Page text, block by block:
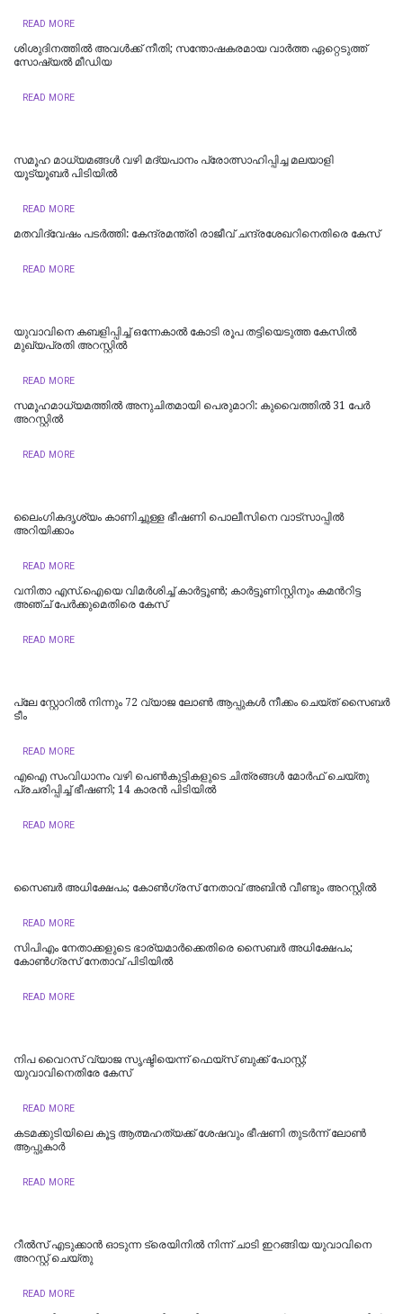
READ MORE
ശിശുദിനത്തില്‍ അവള്‍ക്ക് നീതി; സന്തോഷകരമായ വാര്‍ത്ത ഏറ്റെടുത്ത്
സോഷ്യല്‍ മീഡിയ
READ MORE
സമൂഹ മാധ്യമങ്ങള്‍ വഴി മദ്യപാനം പ്രോത്സാഹിപ്പിച്ച മലയാളി
യൂട്യൂബര്‍ പിടിയില്‍
READ MORE
മതവിദ്വേഷം പടര്‍ത്തി: കേന്ദ്രമന്ത്രി രാജീവ് ചന്ദ്രശേഖറിനെതിരെ കേസ്
READ MORE
യുവാവിനെ കബളിപ്പിച്ച് ഒന്നേകാൽ കോടി രൂപ തട്ടിയെടുത്ത കേസിൽ
മുഖ്യപ്രതി അറസ്റ്റിൽ
READ MORE
സമൂഹമാധ്യമത്തില്‍ അനുചിതമായി പെരുമാറി: കുവൈത്തില്‍ 31 പേര്‍
അറസ്റ്റില്‍
READ MORE
ലൈംഗികദൃശ്യം കാണിച്ചുള്ള ഭീഷണി പൊലീസിനെ വാട്‌സാപ്പില്‍
അറിയിക്കാം
READ MORE
വനിതാ എസ്.ഐയെ വിമർശിച്ച് കാർട്ടൂണ്‍; കാർട്ടൂണിസ്റ്റിനും കമന്‍റിട്ട
അഞ്ച് പേർക്കുമെതിരെ കേസ്
READ MORE
പ്ലേ സ്റ്റോറില്‍ നിന്നും 72 വ്യാജ ലോണ്‍ ആപ്പുകള്‍ നീക്കം ചെയ്ത് സൈബര്‍
ടീം
READ MORE
എഐ സംവിധാനം വഴി പെണ്‍കുട്ടികളുടെ ചിത്രങ്ങള്‍ മോര്‍ഫ് ചെയ്തു
പ്രചരിപ്പിച്ച് ഭീഷണി; 14 കാരന്‍ പിടിയില്‍
READ MORE
സൈബർ അധിക്ഷേപം; കോണ്‍ഗ്രസ് നേതാവ് അബിന്‍ വീണ്ടും അറസ്റ്റിൽ
READ MORE
സിപിഎം നേതാക്കളുടെ ഭാര്യമാർക്കെതിരെ സൈബർ അധിക്ഷേപം;
കോൺഗ്രസ് നേതാവ് പിടിയിൽ
READ MORE
നിപ വൈറസ് വ്യാജ സൃഷ്ടിയെന്ന് ഫെയ്സ് ബുക്ക് പോസ്റ്റ്;
യുവാവിനെതിരേ കേസ്
READ MORE
കടമക്കുടിയിലെ കൂട്ട ആത്മഹത്യക്ക് ശേഷവും ഭീഷണി തുടർന്ന് ലോൺ
ആപ്പുകാര്‍
READ MORE
റീല്‍സ് എടുക്കാൻ ഓടുന്ന ട്രെയിനിൽ നിന്ന് ചാടി ഇറങ്ങിയ യുവാവിനെ
അറസ്റ്റ് ചെയ്തു
READ MORE